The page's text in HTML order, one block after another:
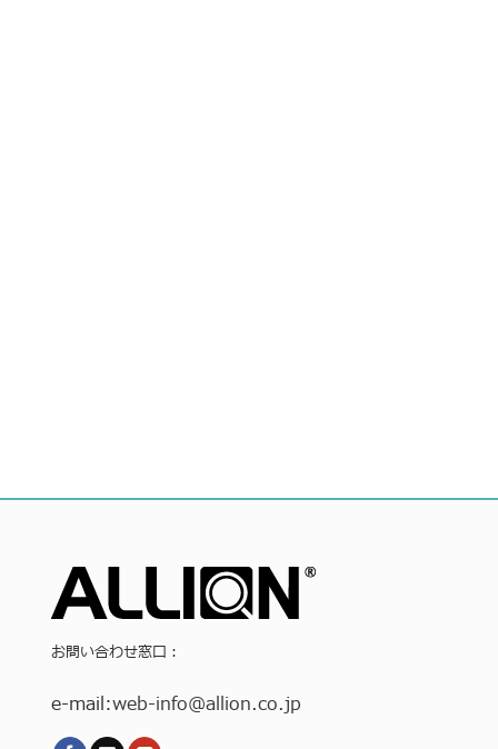
お問い合わせ窓口：
e-mail:web-info@allion.co.jp